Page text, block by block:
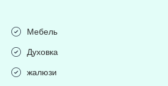
Мебель
Духовка
жалюзи